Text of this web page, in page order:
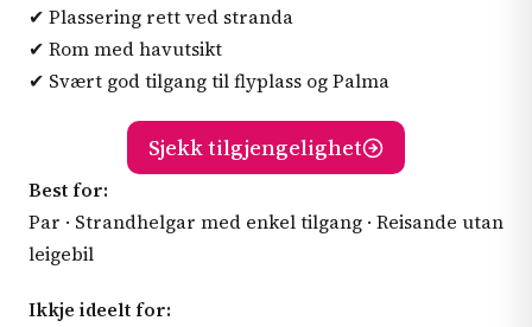
✔ Plassering rett ved stranda
✔ Rom med havutsikt
✔ Svært god tilgang til flyplass og Palma
Sjekk tilgjengelighet
Best for:
Par · Strandhelgar med enkel tilgang · Reisande utan
leigebil
Ikkje ideelt for: